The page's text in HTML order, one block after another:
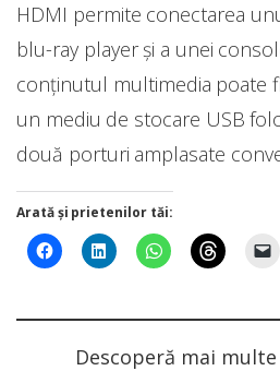
HDMI permite conectarea
blu-ray player și a unei
conținutul multimedia poate
un mediu de stocare USB
două porturi amplasate
Arată și prietenilor tăi:
Descoperă mai